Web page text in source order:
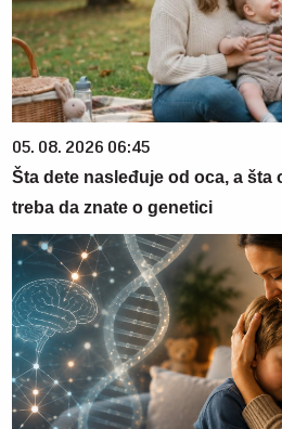
05. 08. 2026 06:45
Šta dete nasleđuje od oca, a šta
treba da znate o genetici